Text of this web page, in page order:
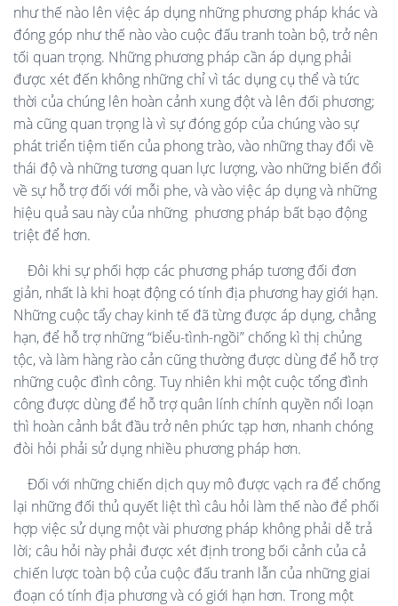
như thế nào lên việc áp dụng những phương pháp khác và
đóng góp như thế nào vào cuộc đấu tranh toàn bộ, trở nên
tối quan trọng. Những phương pháp cần áp dụng phải
được xét đến không những chỉ vì tác dụng cụ thể và tức
thời của chúng lên hoàn cảnh xung đột và lên đối phương;
mà cũng quan trọng là vì sự đóng góp của chúng vào sự
phát triển tiệm tiến của phong trào, vào những thay đổi về
thái độ và những tương quan lực lượng, vào những biến đổi
về sự hỗ trợ đối với mỗi phe, và vào việc áp dụng và những
hiệu quả sau này của những phương pháp bất bạo động
triệt để hơn.
Đôi khi sự phối hợp các phương pháp tương đối đơn
giản, nhất là khi hoạt động có tính địa phương hay giới hạn.
Những cuộc tẩy chay kinh tế đã từng được áp dụng, chẳng
hạn, để hỗ trợ những “biểu-tình-ngồi” chống kì thị chủng
tộc, và làm hàng rào cản cũng thường được dùng để hỗ trợ
những cuộc đình công. Tuy nhiên khi một cuộc tổng đình
công được dùng để hỗ trợ quân lính chính quyền nổi loạn
thì hoàn cảnh bắt đầu trở nên phức tạp hơn, nhanh chóng
đòi hỏi phải sử dụng nhiều phương pháp hơn.
Đối với những chiến dịch quy mô được vạch ra để chống
lại những đối thủ quyết liệt thì câu hỏi làm thế nào để phối
hợp việc sử dụng một vài phương pháp không phải dễ trả
lời; câu hỏi này phải được xét định trong bối cảnh của cả
chiến lược toàn bộ của cuộc đấu tranh lẫn của những giai
đoạn có tính địa phương và có giới hạn hơn. Trong một